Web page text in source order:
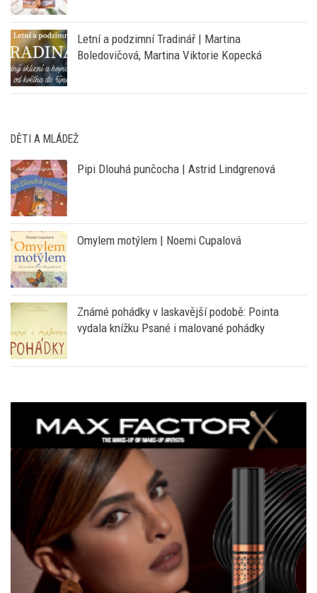
Letní a podzimní Tradinář | Martina
Boledovičová, Martina Viktorie Kopecká
DĚTI A MLÁDEŽ
Pipi Dlouhá punčocha | Astrid Lindgrenová
Omylem motýlem | Noemi Cupalová
Známé pohádky v laskavější podobě: Pointa
vydala knížku Psané i malované pohádky